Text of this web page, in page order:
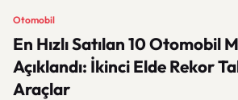
Otomobil
En Hızlı Satılan 10 Otomobil
Açıklandı: İkinci Elde Rekor
Araçlar